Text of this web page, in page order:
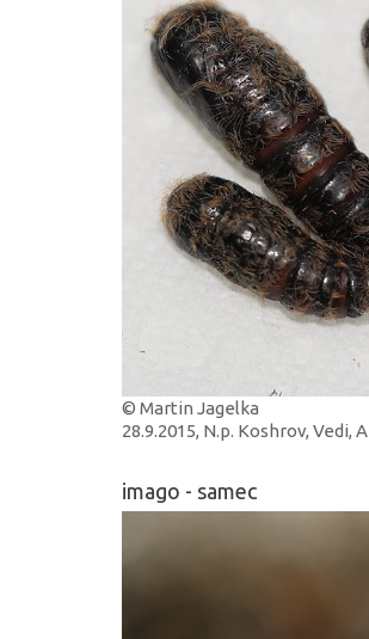
© Martin Jagelka
28.9.2015, N.p. Koshrov, Vedi,
imago - samec